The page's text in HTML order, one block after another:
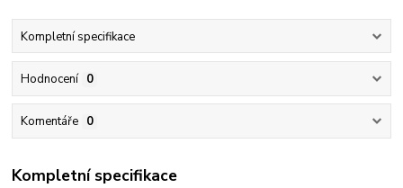
Kompletní specifikace
Hodnocení 0
Komentáře 0
Kompletní specifikace